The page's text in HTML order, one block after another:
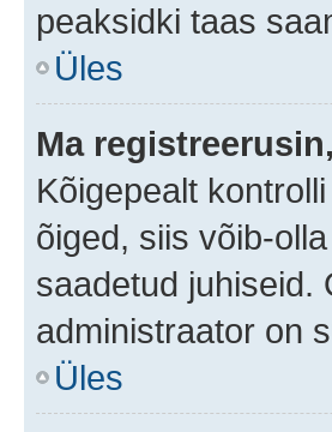
peaksidki taas
Üles
Ma
Kõigepealt
õiged, siis võib-
saadetud juhiseid.
administraator on
Üles